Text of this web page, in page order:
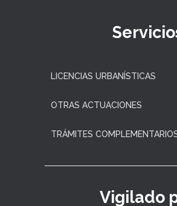
LICENCIAS URBANÍSTICAS
OTRAS ACTUACIONES
TRÁMITES
Vigilado